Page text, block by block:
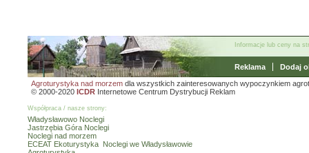
Informacje lub ceny na
Reklama
Dodaj
Agroturystyka nad morzem dla wszystkich zainteresowanych wypoczynkiem
© 2000-2020 ICDR Internetowe Centrum Dystrybucji Reklam
Współpraca / nasze strony:
Władysławowo Noclegi
Jastrzębia Góra Noclegi
Noclegi nad morzem
ECEAT Ekoturystyka Noclegi we Władysławowie